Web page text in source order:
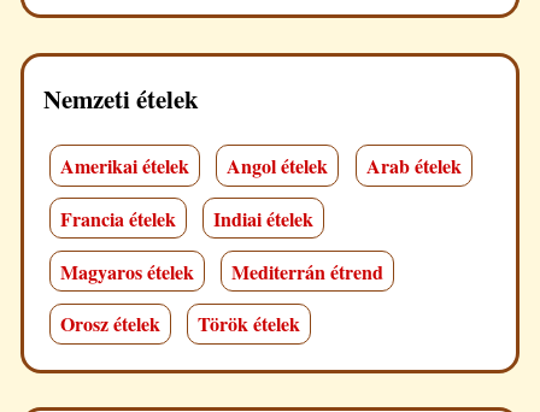
Nemzeti ételek
Amerikai ételek Angol ételek
Arab ételek
Francia ételek
Indiai ételek
Magyaros ételek
Mediterrán étrend
Orosz ételek
Török ételek